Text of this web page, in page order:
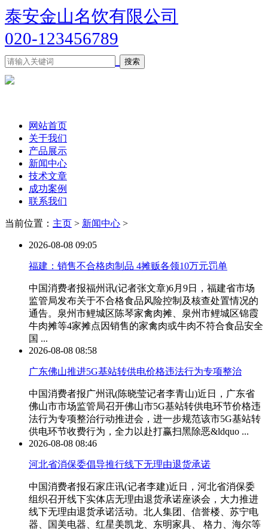
泰安金山名饮有限公司
020-123456789
网站首页
关于我们
产品展示
新闻中心
技术文章
成功案例
联系我们
当前位置： 主页 > 新闻中心 >
2026-08-08 09:05
福建：销售不合格肉制品 4摊贩各领10万元罚单
中国消费者报福州讯(记者张文章)6月9日，福建省市场
监管局发布关于不合格食品风险控制及核查处置情况的
通告。泉州市鲤城区陈琴家禽肉摊、泉州市鲤城区锦霞
牛肉摊等4家摊点因销售的家禽肉或牛肉不符合食品安全
国 ...
2026-08-08 08:58
广东佛山推进5G基站转供电价格违法行为专项整治
中国消费者报广州讯(陈晓莹记者李青山)近日，广东省
佛山市市场监管局召开佛山市5G基站转供电环节价格违
法行为专项整治行动推进会，进一步规范该市5G基站转
供电环节收费行为，全力以赴打赢扫黑除恶&ldquo ...
2026-08-08 08:46
河北省消保委倡导推行线下无理由退货承诺
中国消费者报石家庄讯(记者李建)近日，河北省消保委
组织召开线下实体店无理由退货承诺座谈会，大力推进
线下无理由退货承诺活动。北人集团、信誉楼、苏宁电
器、国美电器、红星美凯龙、东明家具、 格力、海尔等